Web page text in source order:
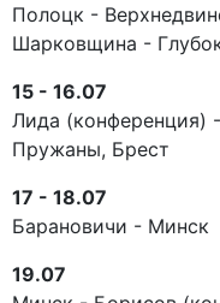
Полоцк -
Шарковщина -
15 - 16.07
Лида (конференция)
Пружаны, Брест
17 - 18.07
Барановичи - Минск
19.07